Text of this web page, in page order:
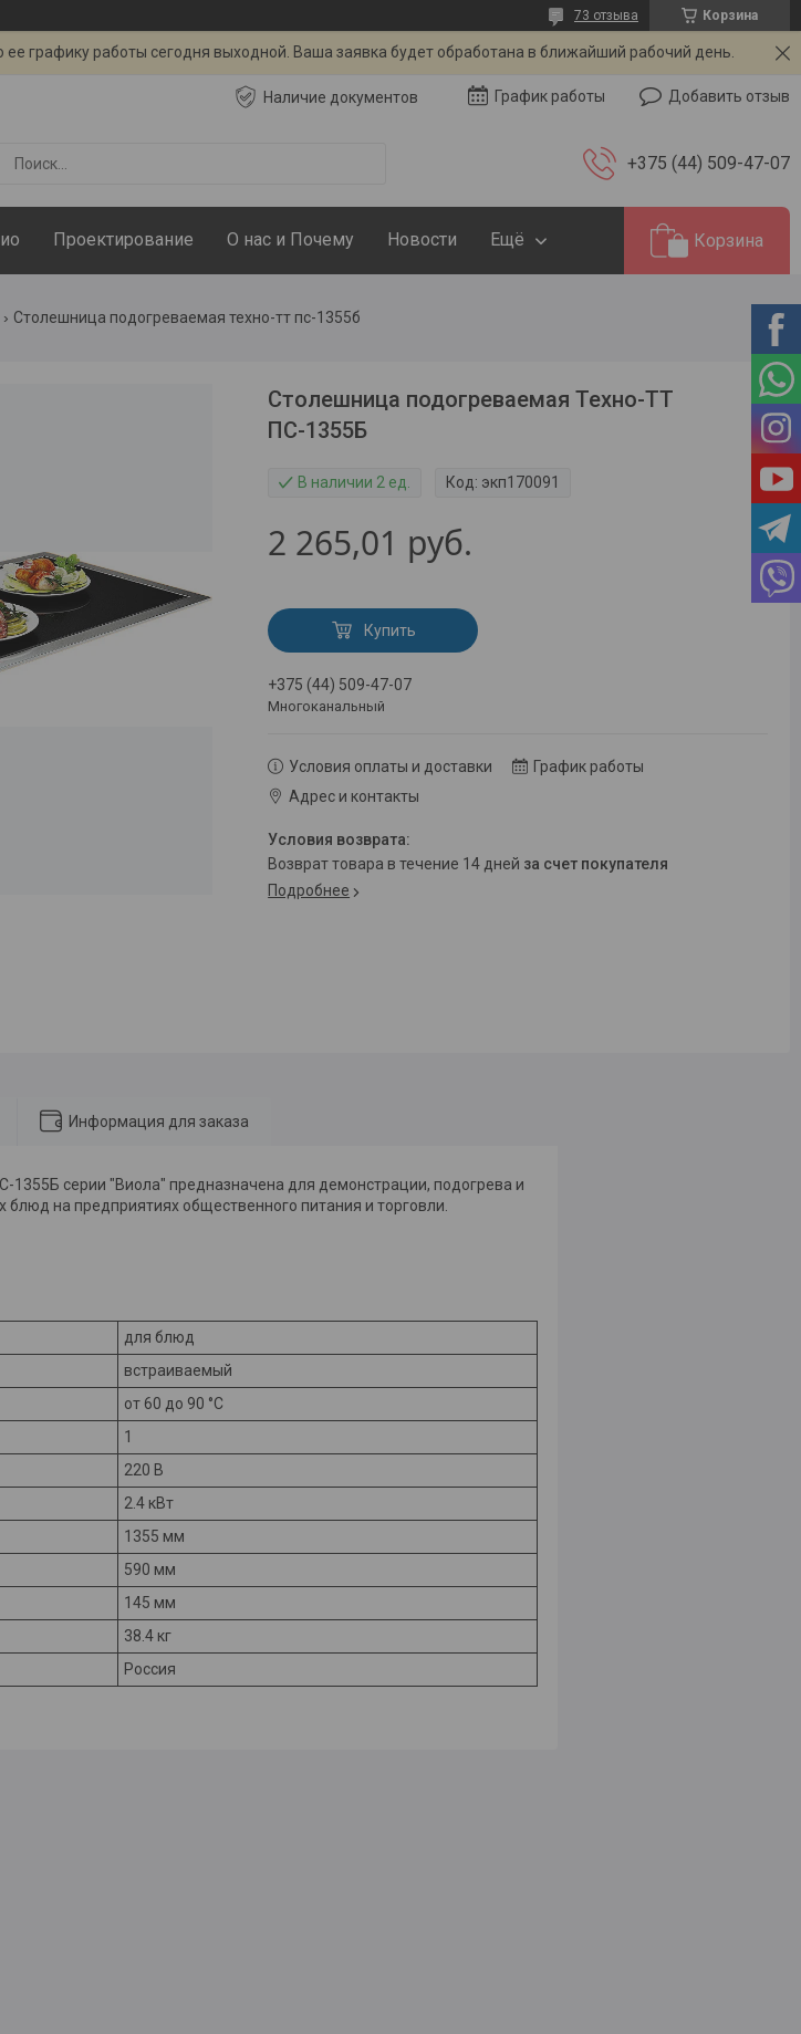
Корзина
73 отзыва
графику работы сегодня выходной. Ваша заявка будет обработана в ближайший рабочий день.
Наличие документов График работы Добавить отзыв
+375 (44) 509-47-07
Проектирование О нас и Почему Новости Ещё Корзина
Столешница подогреваемая техно-тт пс-1355б
Столешница подогреваемая Техно-ТТ
ПС-1355Б
В наличии 2 ед. Код: экп170091
2 265,01 руб.
Купить
+375 (44) 509-47-07
Многоканальный
Условия оплаты и доставки
График работы
Адрес и контакты
возврат товара в течение 14 дней за счет покупателя
Подробнее
Информация для заказа
1355Б серии "Виола" предназначена для демонстрации, подогрева и
на предприятиях общественного питания и торговли.
для блюд
встраиваемый
от 60 до 90 °C
1
220 В
2.4 кВт
1355 мм
590 мм
145 мм
38.4 кг
Россия